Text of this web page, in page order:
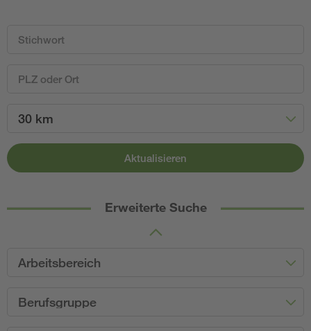
30 km
Aktualisieren
Erweiterte Suche
Arbeitsbereich
Berufsgruppe